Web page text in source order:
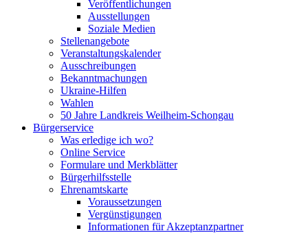
Veröffentlichungen
Ausstellungen
Soziale Medien
Stellenangebote
Veranstaltungskalender
Ausschreibungen
Bekanntmachungen
Ukraine-Hilfen
Wahlen
50 Jahre Landkreis Weilheim-Schongau
Bürgerservice
Was erledige ich wo?
Online Service
Formulare und Merkblätter
Bürgerhilfsstelle
Ehrenamtskarte
Voraussetzungen
Vergünstigungen
Informationen für Akzeptanzpartner